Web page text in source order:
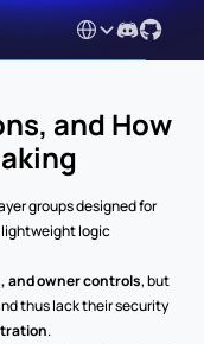
Select Language
and How
groups designed for
logic
and owner controls, but
thus lack their security
.